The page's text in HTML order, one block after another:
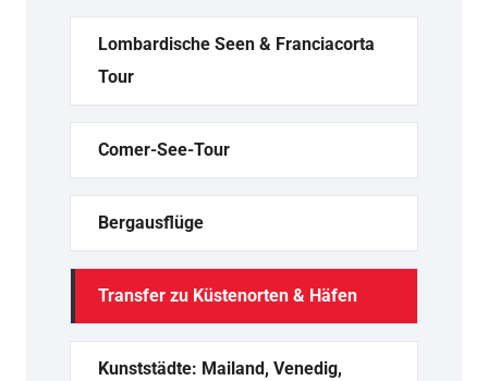
Lombardische Seen & Franciacorta
Tour
Comer-See-Tour
Bergausflüge
Transfer zu Küstenorten & Häfen
Kunststädte: Mailand, Venedig,